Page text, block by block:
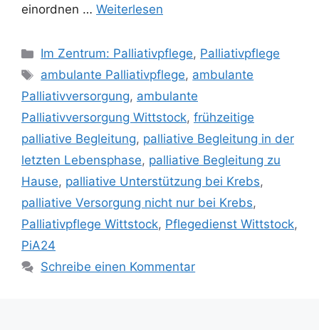
einordnen … Weiterlesen
Im Zentrum: Palliativpflege, Palliativpflege
ambulante Palliativpflege, ambulante
Palliativversorgung, ambulante
Palliativversorgung Wittstock, frühzeitige
palliative Begleitung, palliative Begleitung in der
letzten Lebensphase, palliative Begleitung zu
Hause, palliative Unterstützung bei Krebs,
palliative Versorgung nicht nur bei Krebs,
Palliativpflege Wittstock, Pflegedienst Wittstock,
PiA24
Schreibe einen Kommentar